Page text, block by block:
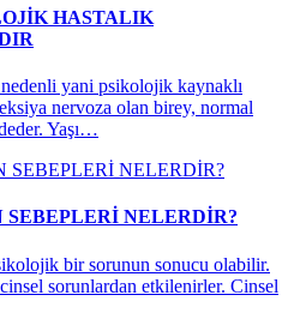
HASTALIK
yani psikolojik kaynaklı
nervoza olan birey, normal
Yaşı…
NELERDİR?
bir sorunun sonucu olabilir.
sorunlardan etkilenirler. Cinsel